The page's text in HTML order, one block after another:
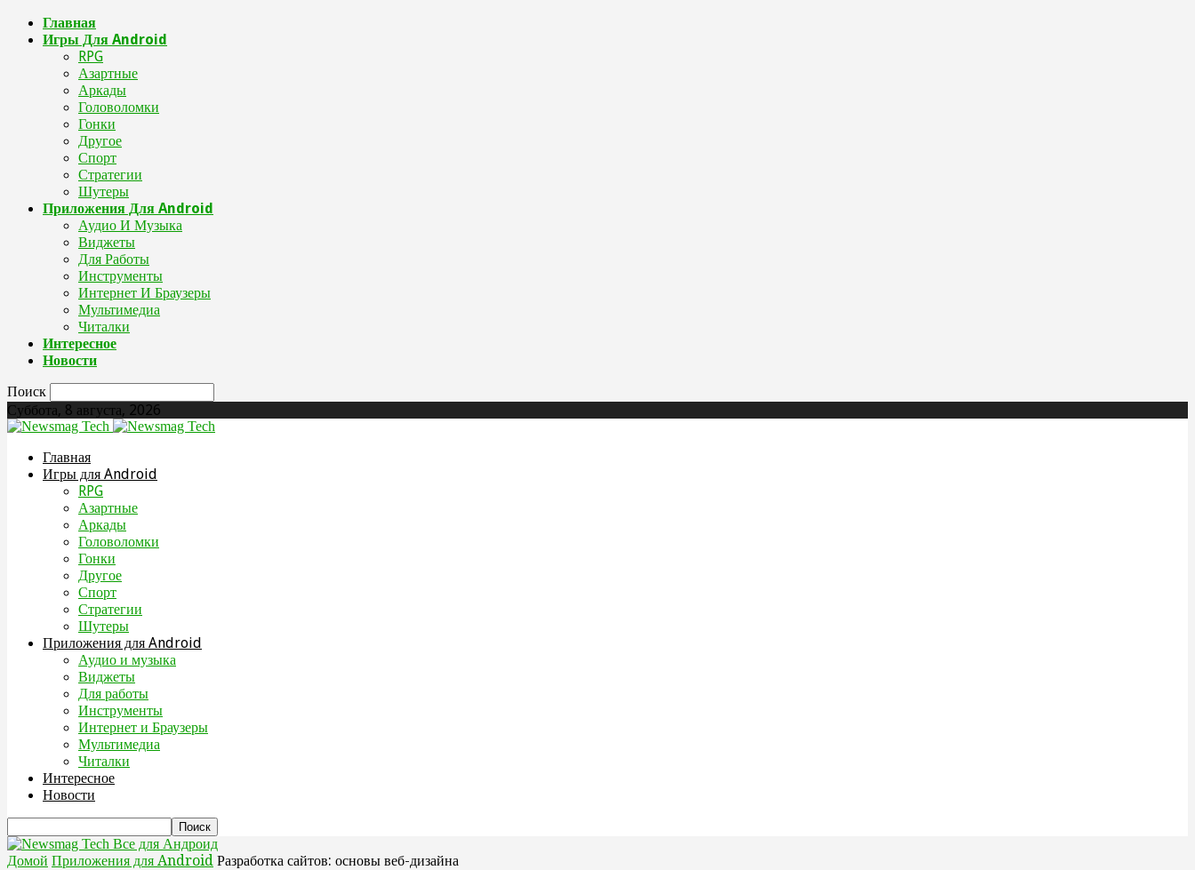
Главная
Игры Для Android
RPG
Азартные
Аркады
Головоломки
Гонки
Другое
Спорт
Стратегии
Шутеры
Приложения Для Android
Аудио И Музыка
Виджеты
Для Работы
Инструменты
Интернет И Браузеры
Мультимедиа
Читалки
Интересное
Новости
Поиск
Суббота, 8 августа, 2026
Главная
Игры для Android
RPG
Азартные
Аркады
Головоломки
Гонки
Другое
Спорт
Стратегии
Шутеры
Приложения для Android
Аудио и музыка
Виджеты
Для работы
Инструменты
Интернет и Браузеры
Мультимедиа
Читалки
Интересное
Новости
Все для Андроид
Домой Приложения для Android Разработка сайтов: основы веб-дизайна